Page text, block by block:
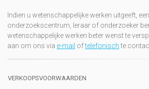
Indien u wetenschappelijke werken uitgeeft, een
onderzoekscentrum, leraar of onderzoeker
wetenschappelijke werken beter wenst te
aan om ons via e-mail oftelefonischte
VERKOOPSVOORWAARDEN